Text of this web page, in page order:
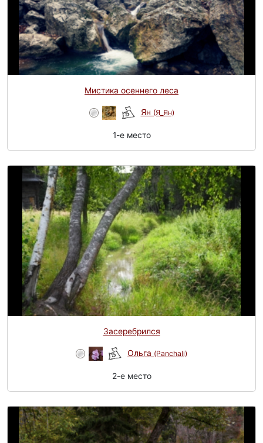
Мистика осеннего леса
Ян (Я_Ян)
1-e место
Засеребрился
Ольга (Panchali)
2-e место